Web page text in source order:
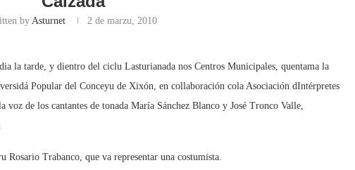
byAsturnet 2 de marzu, 2010
la tarde, y dientro del ciclu Lasturianada nos Centros Municipales, quentama la
Popular del Conceyu de Xixón, en collaboración cola Asociación dIntérpretes
de los cantantes de tonada María Sánchez Blanco y José Tronco Valle,
Rosario Trabanco, que va representar una costumista.